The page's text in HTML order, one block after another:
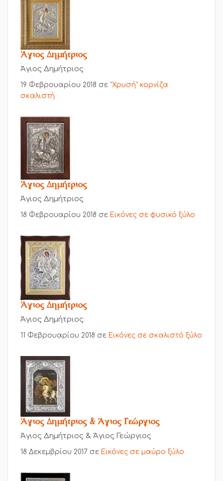
Άγιος Δημήτριος
Άγιος Δημήτριος
19 Φεβρουαρίου 2018 σε "Χρυσή" κορνίζα
σκαλιστή
Άγιος Δημήτριος
Άγιος Δημήτριος
18 Φεβρουαρίου 2018 σε Εικόνες σε φυσικό ξύλο
Άγιος Δημήτριος
Άγιος Δημήτριος
11 Φεβρουαρίου 2018 σε Εικόνες σε σκαλιστό ξύλο
Άγιος Δημήτριος & Άγιος Γεώργιος
Άγιος Δημήτριος & Άγιος Γεώργιος
18 Δεκεμβρίου 2017 σε Εικόνες σε μαύρο ξύλο